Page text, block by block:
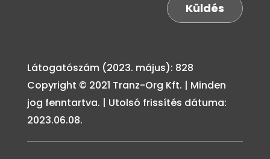
Küldés
Látogatószám (2023. május): 828
Copyright © 2021 Tranz-Org Kft. | Minden
jog fenntartva. | Utolsó frissítés dátuma:
2023.06.08.